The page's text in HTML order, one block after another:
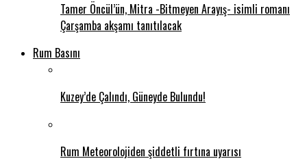
Tamer Öncül’ün, Mitra -Bitmeyen Arayış- isimli romanı
Çarşamba akşamı tanıtılacak
Rum Basını
Kuzey’de Çalındı, Güneyde Bulundu!
Rum Meteorolojiden şiddetli fırtına uyarısı